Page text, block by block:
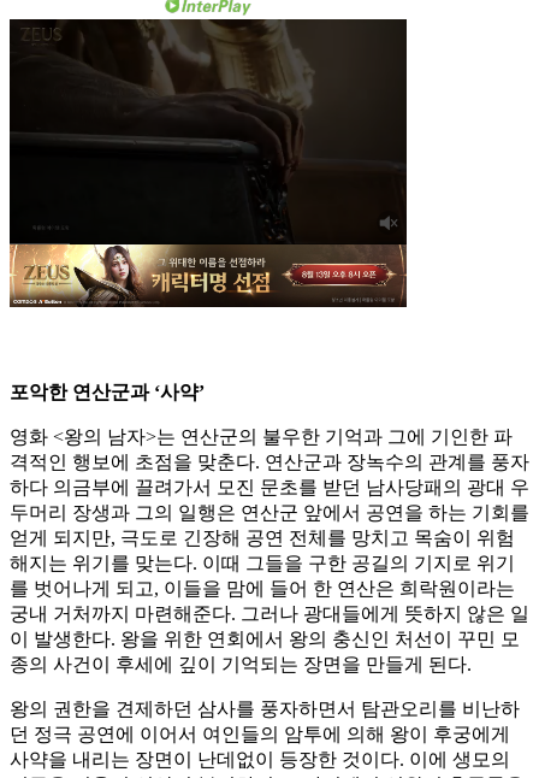
포악한 연산군과 ‘사약’
영화 <왕의 남자>는 연산군의 불우한 기억과 그에 기인한 파
격적인 행보에 초점을 맞춘다. 연산군과 장녹수의 관계를 풍자
하다 의금부에 끌려가서 모진 문초를 받던 남사당패의 광대 우
두머리 장생과 그의 일행은 연산군 앞에서 공연을 하는 기회를
얻게 되지만, 극도로 긴장해 공연 전체를 망치고 목숨이 위험
해지는 위기를 맞는다. 이때 그들을 구한 공길의 기지로 위기
를 벗어나게 되고, 이들을 맘에 들어 한 연산은 희락원이라는
궁내 거처까지 마련해준다. 그러나 광대들에게 뜻하지 않은 일
이 발생한다. 왕을 위한 연회에서 왕의 충신인 처선이 꾸민 모
종의 사건이 후세에 깊이 기억되는 장면을 만들게 된다.
왕의 권한을 견제하던 삼사를 풍자하면서 탐관오리를 비난하
던 정극 공연에 이어서 여인들의 암투에 의해 왕이 후궁에게
사약을 내리는 장면이 난데없이 등장한 것이다. 이에 생모의